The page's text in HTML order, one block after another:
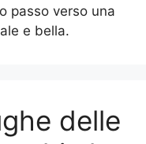
passo verso una
e bella.
delle